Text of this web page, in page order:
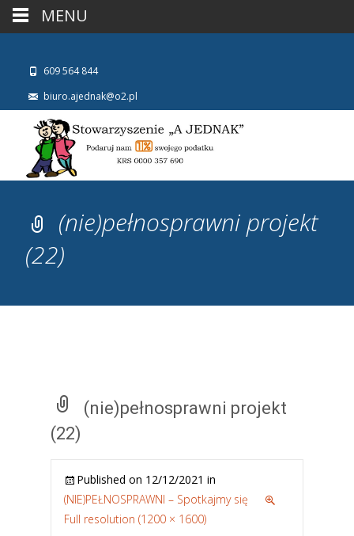
609 564 844
biuro.ajednak@o2.pl
(nie)pełnosprawni projekt
(22)
(nie)pełnosprawni projekt
(22)
Published on 12/12/2021 in
(NIE)PEŁNOSPRAWNI – Spotkajmy się
Full resolution (1200 × 1600)
MENU